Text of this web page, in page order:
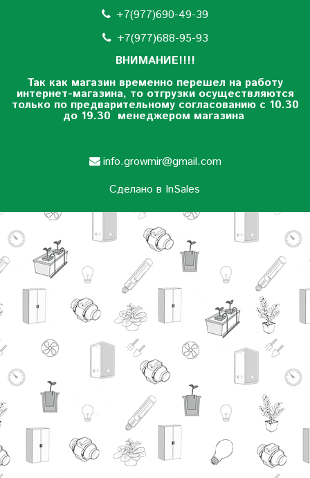
+7(977)690-49-39
+7(977)688-95-93
ВНИМАНИЕ!!!!
Так как магазин временно перешел на работу
интернет-магазина, то отгрузки осуществляются
только по предварительному согласованию с 10.30
до 19.30 менеджером магазина
info.growmir@gmail.com
Сделано в InSales